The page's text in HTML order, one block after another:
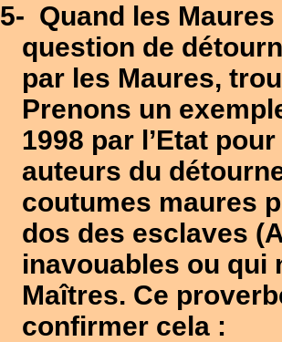
5- Quand les
question de
par les Maures,
Prenons un
1998 par l’Etat
auteurs du
coutumes maures
dos des esclaves
inavouables ou qui
Maîtres. Ce
confirmer cela :